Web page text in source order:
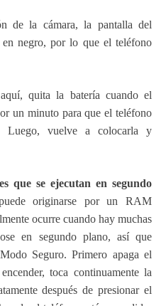
de la cámara, la pantalla del
negro, por lo que el teléfono
quita la batería cuando el
un minuto para que el teléfono
Luego, vuelve a colocarla y
que se ejecutan en segundo
originarse por un RAM
ocurre cuando hay muchas
en segundo plano, así que
Seguro. Primero apaga el
toca continuamente la
después de presionar el